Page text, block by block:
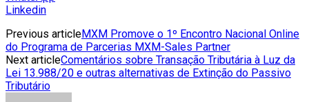
Linkedin
Previous articleMXM Promove o 1º Encontro Nacional Online
do Programa de Parcerias MXM-Sales Partner
Next articleComentários sobre Transação Tributária à Luz da
Lei 13.988/20 e outras alternativas de Extinção do Passivo
Tributário